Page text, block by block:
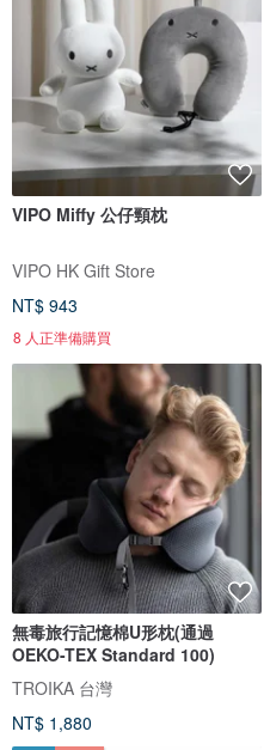
VIPO Miffy 公仔頸枕
VIPO HK Gift Store
NT$ 943
8 人正準備購買
無毒旅行記憶棉U形枕(通過
OEKO-TEX Standard 100)
TROIKA 台灣
NT$ 1,880